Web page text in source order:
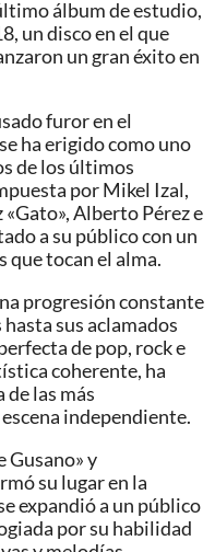
álbum de estudio,
un disco en el que
un gran éxito en
furor en el
ha erigido como uno
de los últimos
por Mikel Izal,
Alberto Pérez e
a su público con un
tocan el alma.
progresión constante
sus aclamados
de pop, rock e
coherente, ha
de las más
independiente.
Gusano» y
su lugar en la
expandió a un público
por su habilidad